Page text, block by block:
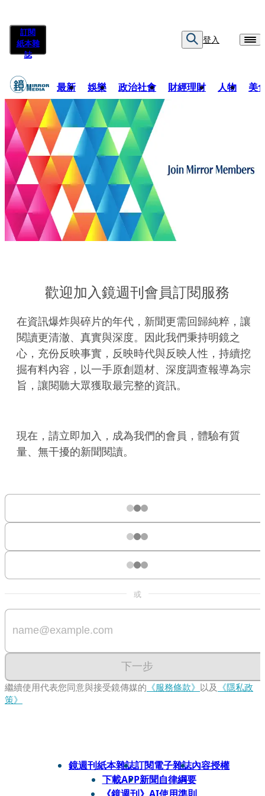
訂閱
紙本雜
誌
登入
最新 娛樂 政治社會 財經理財 人物 美
歡迎加入鏡週刊會員訂閱服務
在資訊爆炸與碎片的年代，新聞更需回歸純粹，讓
閱讀更清澈、真實與深度。因此我們秉持明鏡之
心，充份反映事實，反映時代與反映人性，持續挖
掘有料內容，以一手原創題材、深度調查報導為宗
旨，讓閱聽大眾獲取最完整的資訊。
現在，請立即加入，成為我們的會員，體驗有質
量、無干擾的新聞閱讀。
或
下一步
繼續使用代表您同意與接受鏡傳媒的 《服務條款》 以及 《隱私政
策》
鏡週刊紙本雜誌訂閱電子雜誌內容授權
下載APP新聞自律綱要